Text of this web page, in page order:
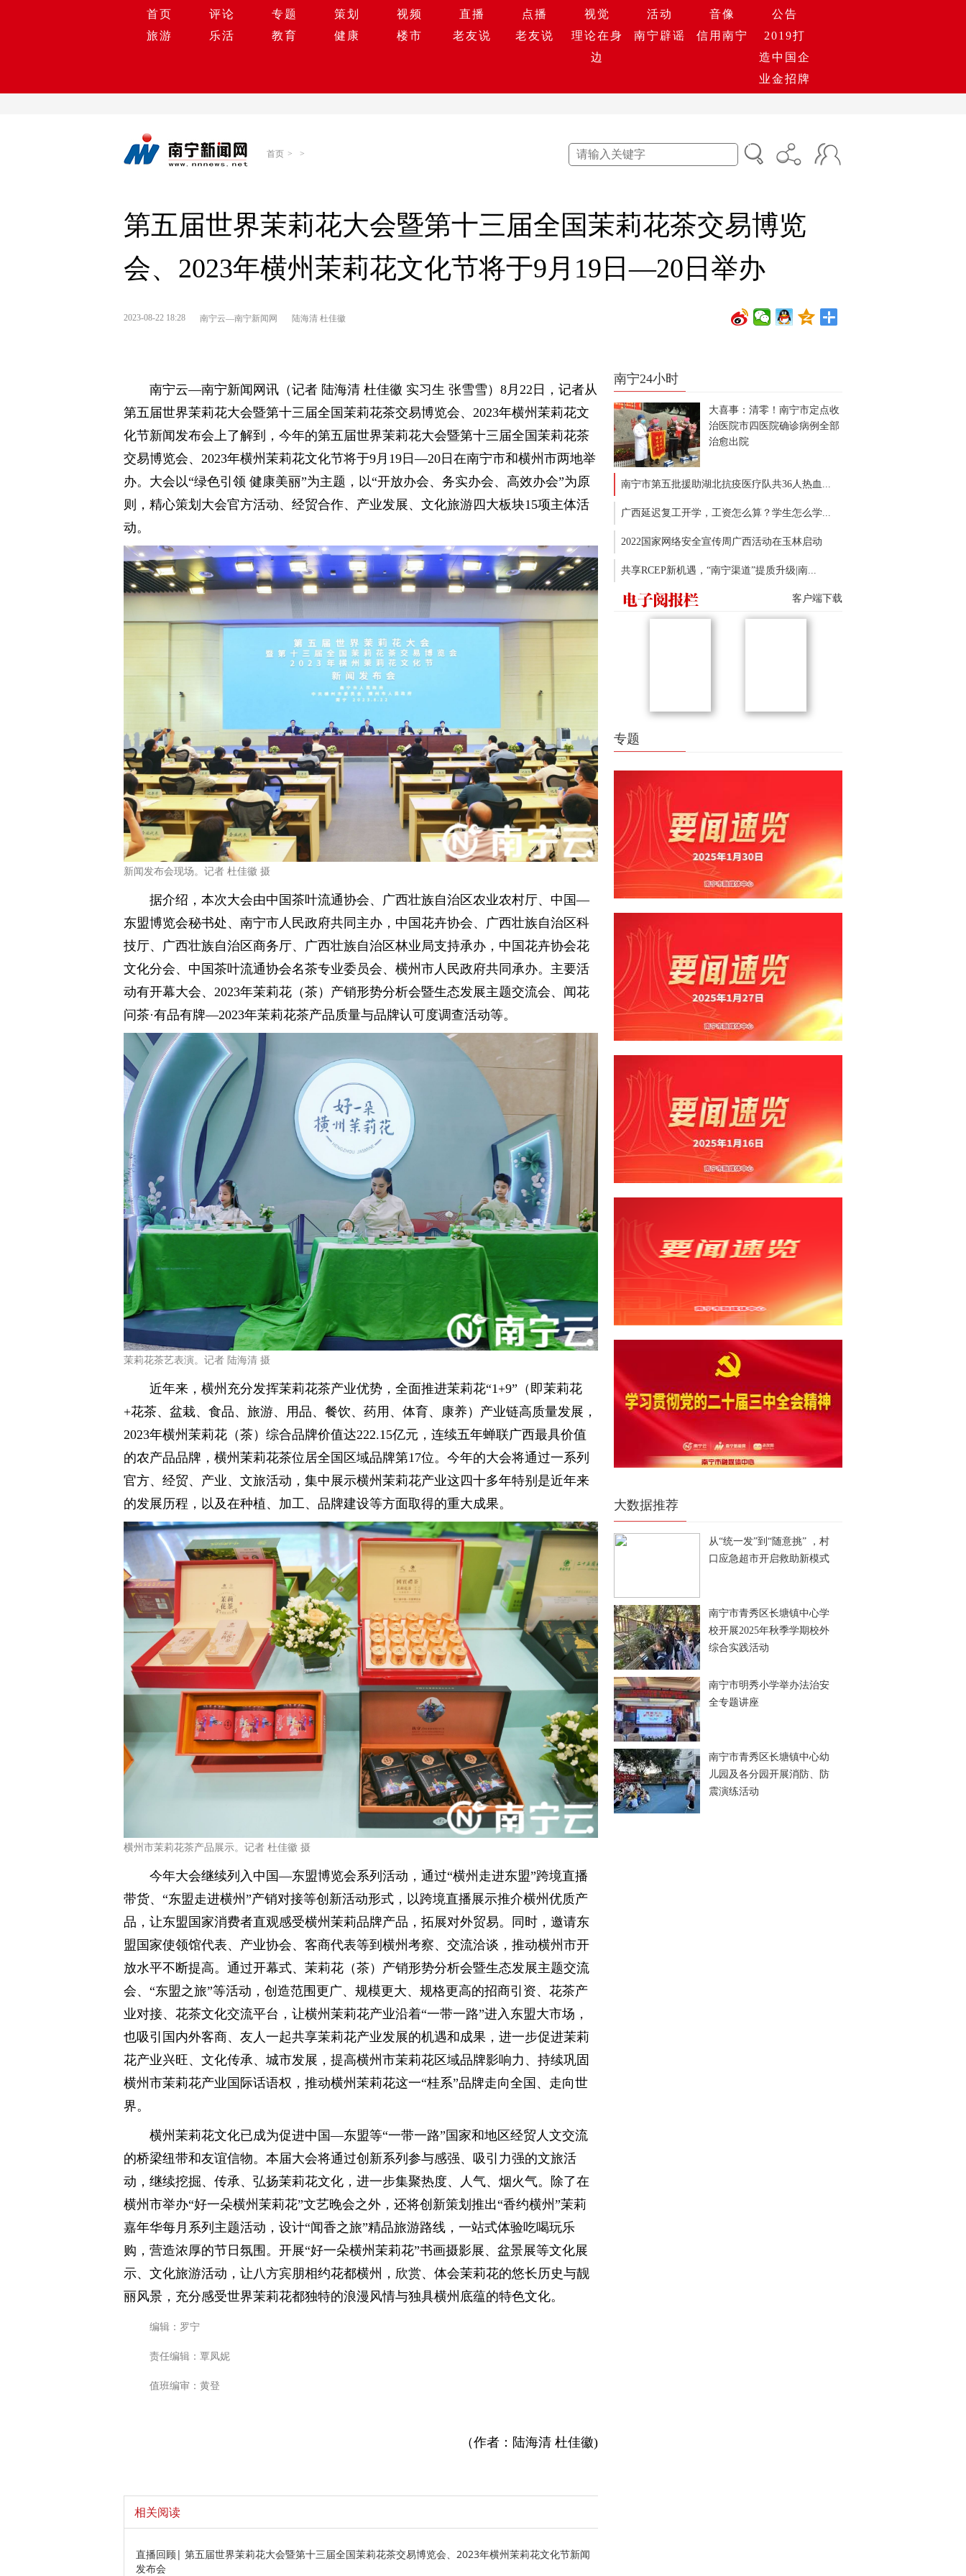
首页 评论 专题 策划 视频 直播 点播 视觉 活动 音像
公告
旅游
乐活 教育 健康 楼市 老友说 老友说
理论在身
边
南宁辟谣 信用南宁
2019打
造中国企
业金招牌
首页 > >
第五届世界茉莉花大会暨第十三届全国茉莉花茶交易博览
会、2023年横州茉莉花文化节将于9月19日—20日举办
2023-08-22 18:28 南宁云—南宁新闻网 陆海清 杜佳徽
南宁云—南宁新闻网讯（记者 陆海清 杜佳徽 实习生 张雪雪）8月22日，记者从
第五届世界茉莉花大会暨第十三届全国茉莉花茶交易博览会、2023年横州茉莉花文
化节新闻发布会上了解到，今年的第五届世界茉莉花大会暨第十三届全国茉莉花茶
交易博览会、2023年横州茉莉花文化节将于9月19日—20日在南宁市和横州市两地举
办。大会以“绿色引领 健康美丽”为主题，以“开放办会、务实办会、高效办会”为原
则，精心策划大会官方活动、经贸合作、产业发展、文化旅游四大板块15项主体活
动。
新闻发布会现场。记者 杜佳徽 摄
据介绍，本次大会由中国茶叶流通协会、广西壮族自治区农业农村厅、中国—
东盟博览会秘书处、南宁市人民政府共同主办，中国花卉协会、广西壮族自治区科
技厅、广西壮族自治区商务厅、广西壮族自治区林业局支持承办，中国花卉协会花
文化分会、中国茶叶流通协会名茶专业委员会、横州市人民政府共同承办。主要活
动有开幕大会、2023年茉莉花（茶）产销形势分析会暨生态发展主题交流会、闻花
问茶·有品有牌—2023年茉莉花茶产品质量与品牌认可度调查活动等。
茉莉花茶艺表演。记者 陆海清 摄
近年来，横州充分发挥茉莉花茶产业优势，全面推进茉莉花“1+9”（即茉莉花
+花茶、盆栽、食品、旅游、用品、餐饮、药用、体育、康养）产业链高质量发展，
2023年横州茉莉花（茶）综合品牌价值达222.15亿元，连续五年蝉联广西最具价值
的农产品品牌，横州茉莉花茶位居全国区域品牌第17位。今年的大会将通过一系列
官方、经贸、产业、文旅活动，集中展示横州茉莉花产业这四十多年特别是近年来
的发展历程，以及在种植、加工、品牌建设等方面取得的重大成果。
横州市茉莉花茶产品展示。记者 杜佳徽 摄
今年大会继续列入中国—东盟博览会系列活动，通过“横州走进东盟”跨境直播
带货、“东盟走进横州”产销对接等创新活动形式，以跨境直播展示推介横州优质产
品，让东盟国家消费者直观感受横州茉莉品牌产品，拓展对外贸易。同时，邀请东
盟国家使领馆代表、产业协会、客商代表等到横州考察、交流洽谈，推动横州市开
放水平不断提高。通过开幕式、茉莉花（茶）产销形势分析会暨生态发展主题交流
会、“东盟之旅”等活动，创造范围更广、规模更大、规格更高的招商引资、花茶产
业对接、花茶文化交流平台，让横州茉莉花产业沿着“一带一路”进入东盟大市场，
也吸引国内外客商、友人一起共享茉莉花产业发展的机遇和成果，进一步促进茉莉
花产业兴旺、文化传承、城市发展，提高横州市茉莉花区域品牌影响力、持续巩固
横州市茉莉花产业国际话语权，推动横州茉莉花这一“桂系”品牌走向全国、走向世
界。
横州茉莉花文化已成为促进中国—东盟等“一带一路”国家和地区经贸人文交流
的桥梁纽带和友谊信物。本届大会将通过创新系列参与感强、吸引力强的文旅活
动，继续挖掘、传承、弘扬茉莉花文化，进一步集聚热度、人气、烟火气。除了在
横州市举办“好一朵横州茉莉花”文艺晚会之外，还将创新策划推出“香约横州”茉莉
嘉年华每月系列主题活动，设计“闻香之旅”精品旅游路线，一站式体验吃喝玩乐
购，营造浓厚的节日氛围。开展“好一朵横州茉莉花”书画摄影展、盆景展等文化展
示、文化旅游活动，让八方宾朋相约花都横州，欣赏、体会茉莉花的悠长历史与靓
丽风景，充分感受世界茉莉花都独特的浪漫风情与独具横州底蕴的特色文化。
编辑：罗宁
责任编辑：覃凤妮
值班编审：黄登
（作者：陆海清 杜佳徽)
相关阅读
直播回顾| 第五届世界茉莉花大会暨第十三届全国茉莉花茶交易博览会、2023年横州茉莉花文化节新闻
发布会
南宁24小时
大喜事：清零！南宁市定点收
治医院市四医院确诊病例全部
治愈出院
南宁市第五批援助湖北抗疫医疗队共36人热血...
广西延迟复工开学，工资怎么算？学生怎么学...
2022国家网络安全宣传周广西活动在玉林启动
共享RCEP新机遇，“南宁渠道”提质升级|南...
客户端下载
专题
大数据推荐
从“统一发”到“随意挑” ，村
口应急超市开启救助新模式
南宁市青秀区长塘镇中心学
校开展2025年秋季学期校外
综合实践活动
南宁市明秀小学举办法治安
全专题讲座
南宁市青秀区长塘镇中心幼
儿园及各分园开展消防、防
震演练活动